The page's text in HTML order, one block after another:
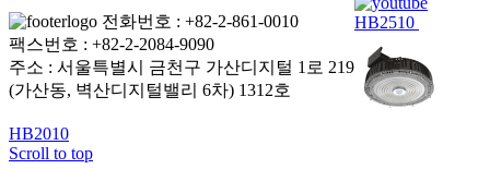
전화번호 : +82-2-861-0010
팩스번호 : +82-2-2084-9090
주소 : 서울특별시 금천구 가산디지털 1로 219
(가산동, 벽산디지털밸리 6차) 1312호
HB2510
HB2010
Scroll to top